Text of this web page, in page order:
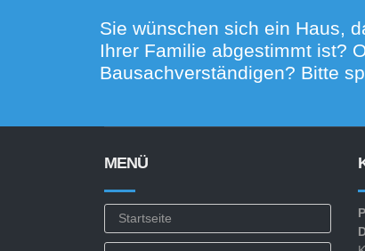
Sie wünschen sich ein Haus,
Ihrer Familie abgestimmt ist?
Bausachverständigen? Bitte
MENÜ
Startseite